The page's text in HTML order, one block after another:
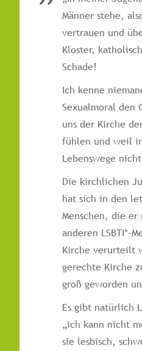
Männer stehe,
vertrauen und
Kloster,
Schade!
Ich kenne
Sexualmoral den
uns der Kirche
fühlen und weil
Lebenswege
Die kirchlichen
hat sich in den
Menschen, die
anderen LSBTI*-
Kirche verurteilt
gerechte Kirche
groß geworden
Es gibt natürlich
„ich kann nicht
sie lesbisch,